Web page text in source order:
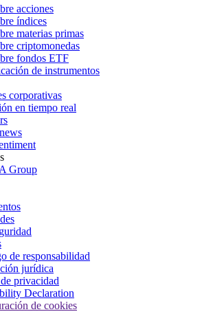
acciones
índices
materias primas
criptomonedas
fondos ETF
de instrumentos
corporativas
en tiempo real
Group
de responsabilidad
jurídica
privacidad
Declaration
de cookies